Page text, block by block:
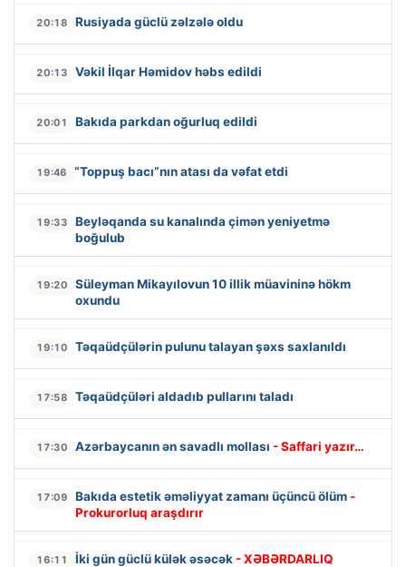
20:18 Rusiyada güclü zəlzələ oldu
20:13 Vəkil İlqar Həmidov həbs edildi
20:01 Bakıda parkdan oğurluq edildi
19:46 “Toppuş bacı”nın atası da vəfat etdi
19:33
Beyləqanda su kanalında çimən yeniyetmə
boğulub
19:20
Süleyman Mikayılovun 10 illik müavininə hökm
oxundu
19:10 Təqaüdçülərin pulunu talayan şəxs saxlanıldı
17:58 Təqaüdçüləri aldadıb pullarını taladı
17:30 Azərbaycanın ən savadlı mollası - Saffari yazır…
17:09 Bakıda estetik əməliyyat zamanı üçüncü ölüm -
Prokurorluq araşdırır
16:11 İki gün güclü külək əsəcək - XƏBƏRDARLIQ